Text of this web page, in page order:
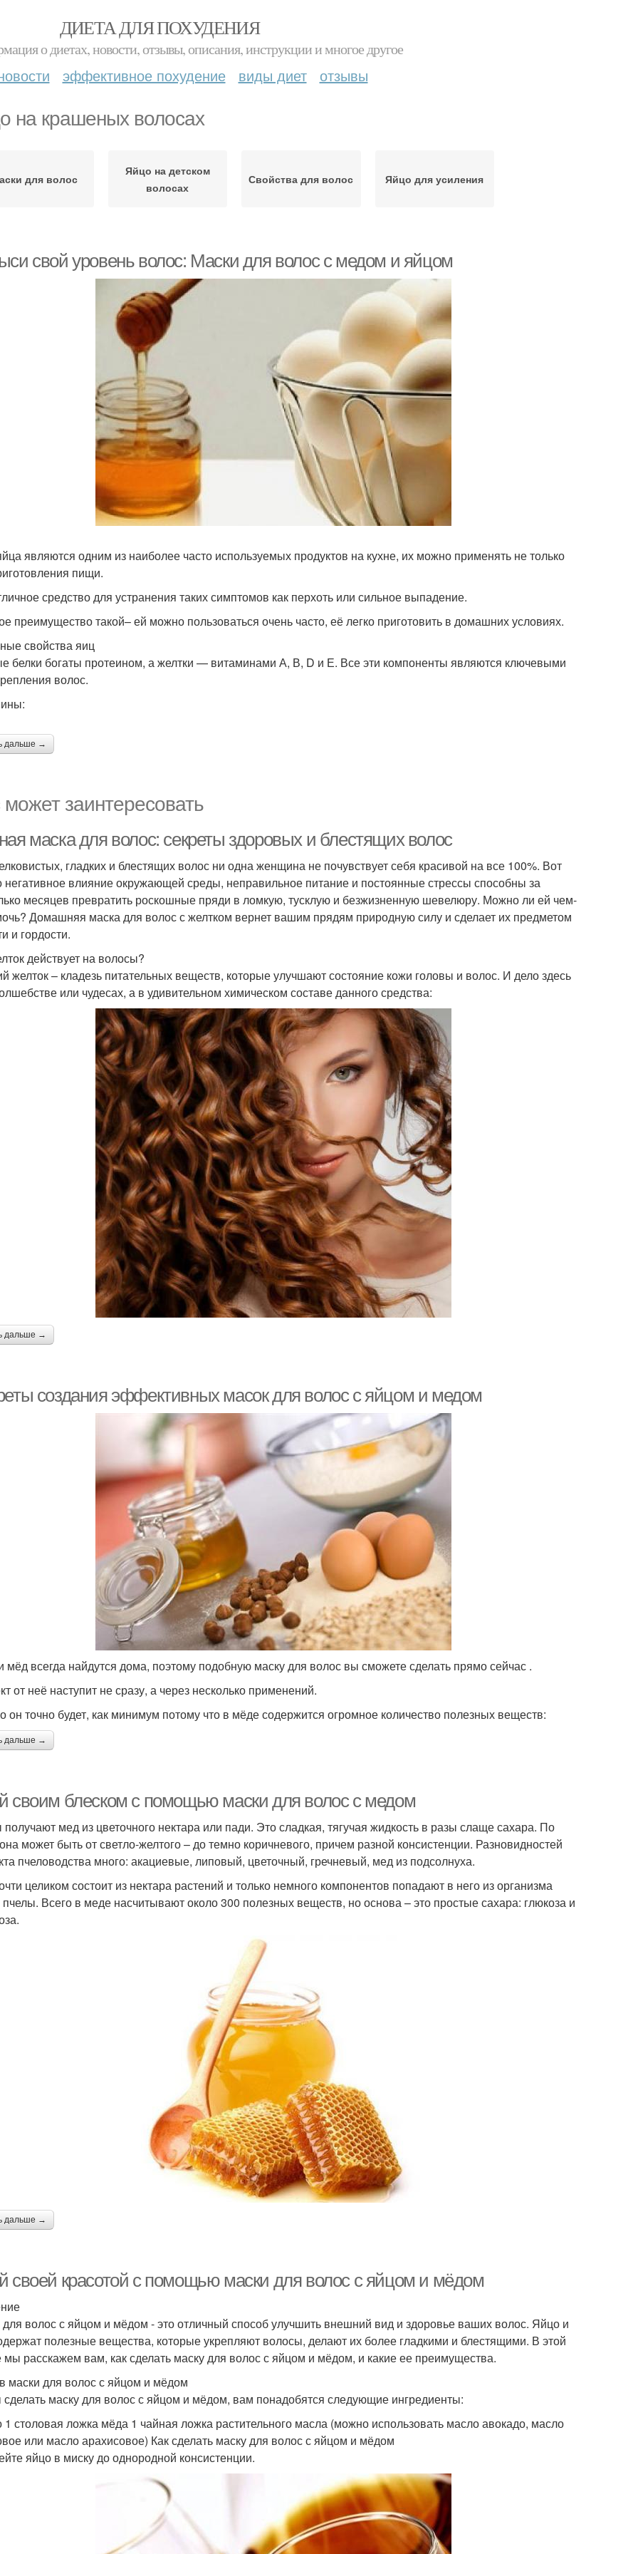
ДИЕТА ДЛЯ ПОХУДЕНИЯ
о диетах, новости, отзывы, описания, инструкции и многое другое
эффективное похудение виды диет отзывы
на крашеных волосах
для волос
Яйцо на детском
волосах
Свойства для волос Яйцо для усиления
свой уровень волос: Маски для волос с медом и яйцом
являются одним из наиболее часто используемых продуктов на кухне, их можно применять не только
пищи.
средство для устранения таких симптомов как перхоть или сильное выпадение.
преимущество такой– ей можно пользоваться очень часто, её легко приготовить в домашних условиях.
свойства яиц
белки богаты протеином, а желтки — витаминами А, В, D и Е. Все эти компоненты являются ключевыми
волос.
дальше →
заинтересовать
маска для волос: секреты здоровых и блестящих волос
гладких и блестящих волос ни одна женщина не почувствует себя красивой на все 100%. Вот
негативное влияние окружающей среды, неправильное питание и постоянные стрессы способны за
месяцев превратить роскошные пряди в ломкую, тусклую и безжизненную шевелюру. Можно ли ей чем-
Домашняя маска для волос с желтком вернет вашим прядям природную силу и сделает их предметом
и гордости.
действует на волосы?
желток – кладезь питательных веществ, которые улучшают состояние кожи головы и волос. И дело здесь
или чудесах, а в удивительном химическом составе данного средства:
дальше →
создания эффективных масок для волос с яйцом и медом
мёд всегда найдутся дома, поэтому подобную маску для волос вы сможете сделать прямо сейчас .
от неё наступит не сразу, а через несколько применений.
он точно будет, как минимум потому что в мёде содержится огромное количество полезных веществ:
дальше →
своим блеском с помощью маски для волос с медом
мед из цветочного нектара или пади. Это сладкая, тягучая жидкость в разы слаще сахара. По
может быть от светло-желтого – до темно коричневого, причем разной консистенции. Разновидностей
пчеловодства много: акациевые, липовый, цветочный, гречневый, мед из подсолнуха.
целиком состоит из нектара растений и только немного компонентов попадают в него из организма
Всего в меде насчитывают около 300 полезных веществ, но основа – это простые сахара: глюкоза и
дальше →
своей красотой с помощью маски для волос с яйцом и мёдом
волос с яйцом и мёдом - это отличный способ улучшить внешний вид и здоровье ваших волос. Яйцо и
полезные вещества, которые укрепляют волосы, делают их более гладкими и блестящими. В этой
мы расскажем вам, как сделать маску для волос с яйцом и мёдом, и какие ее преимущества.
маски для волос с яйцом и мёдом
маску для волос с яйцом и мёдом, вам понадобятся следующие ингредиенты:
1 столовая ложка мёда 1 чайная ложка растительного масла (можно использовать масло авокадо, масло
или масло арахисовое) Как сделать маску для волос с яйцом и мёдом
яйцо в миску до однородной консистенции.